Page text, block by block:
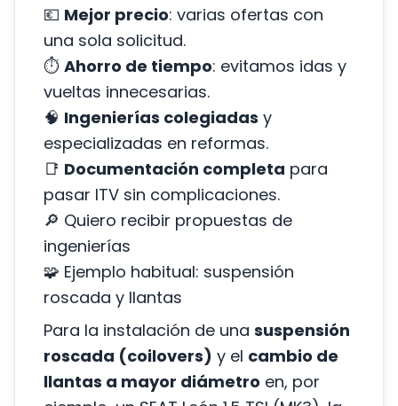
💶 Mejor precio: varias ofertas con
una sola solicitud.
⏱️ Ahorro de tiempo: evitamos idas y
vueltas innecesarias.
🧠 Ingenierías colegiadas y
especializadas en reformas.
📑 Documentación completa para
pasar ITV sin complicaciones.
🔎 Quiero recibir propuestas de
ingenierías
🧩 Ejemplo habitual: suspensión
roscada y llantas
Para la instalación de una suspensión
roscada (coilovers) y el cambio de
llantas a mayor diámetro en, por